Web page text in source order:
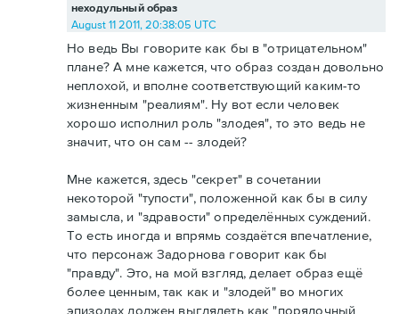
неходульный образ
August 11 2011, 20:38:05 UTC
Но ведь Вы говорите как бы в "отрицательном"
плане? А мне кажется, что образ создан довольно
неплохой, и вполне соответствующий каким-то
жизненным "реалиям". Ну вот если человек
хорошо исполнил роль "злодея", то это ведь не
значит, что он сам -- злодей?
Мне кажется, здесь "секрет" в сочетании
некоторой "тупости", положенной как бы в силу
замысла, и "здравости" определённых суждений.
То есть иногда и впрямь создаётся впечатление,
что персонаж Задорнова говорит как бы
"правду". Это, на мой взгляд, делает образ ещё
более ценным, так как и "злодей" во многих
эпизодах должен выглядеть как "порядочный